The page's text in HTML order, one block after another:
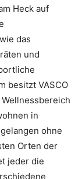
Heck auf
das
und
besitzt VASCO
in
ohne
Orten der
jeder die